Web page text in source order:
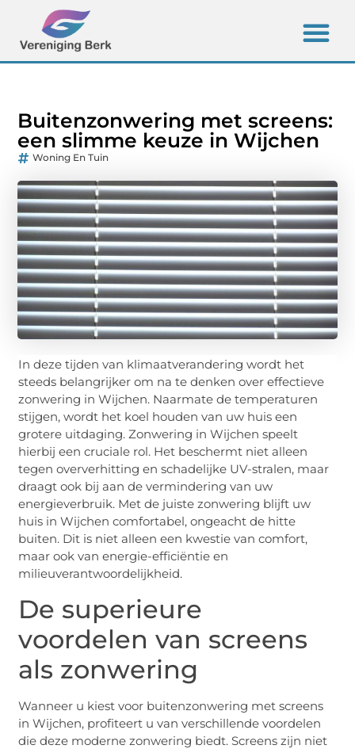
Buitenzonwering met screens:
een slimme keuze in Wijchen
Woning En Tuin
In deze tijden van klimaatverandering wordt het
steeds belangrijker om na te denken over effectieve
zonwering in Wijchen. Naarmate de temperaturen
stijgen, wordt het koel houden van uw huis een
grotere uitdaging. Zonwering in Wijchen speelt
hierbij een cruciale rol. Het beschermt niet alleen
tegen oververhitting en schadelijke UV-stralen, maar
draagt ook bij aan de vermindering van uw
energieverbruik. Met de juiste zonwering blijft uw
huis in Wijchen comfortabel, ongeacht de hitte
buiten. Dit is niet alleen een kwestie van comfort,
maar ook van energie-efficiëntie en
milieuverantwoordelijkheid.
De superieure
voordelen van screens
als zonwering
Wanneer u kiest voor buitenzonwering met screens
in Wijchen, profiteert u van verschillende voordelen
die deze moderne zonwering biedt. Screens zijn niet